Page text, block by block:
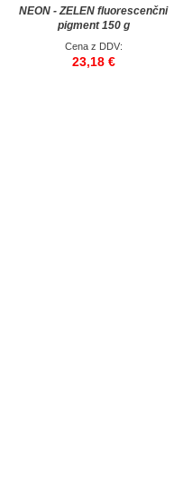
NEON - ZELEN fluorescenčni
pigment 150 g
Cena z DDV:
23,18 €